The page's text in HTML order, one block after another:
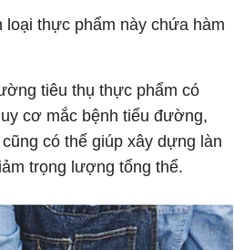
loại thực phẩm này chứa hàm
tiêu thụ thực phẩm có
cơ mắc bệnh tiểu đường,
có thể giúp xây dựng làn
trọng lượng tổng thể.